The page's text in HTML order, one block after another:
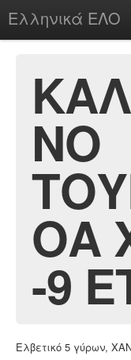
Ελληνικά ΕΛΟ
chesstu.be @ discord
LoginΝΟ
ΟΑ
-9
Ελβετικό 5 γύρων,